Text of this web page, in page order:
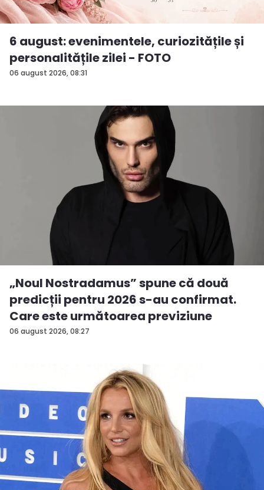
06 august 2026, 08:31
6 august: evenimentele, curiozitățile și
personalitățile zilei - FOTO
06 august 2026, 08:27
„Noul Nostradamus” spune că două
predicții pentru 2026 s-au confirmat.
Care este următoarea previziune